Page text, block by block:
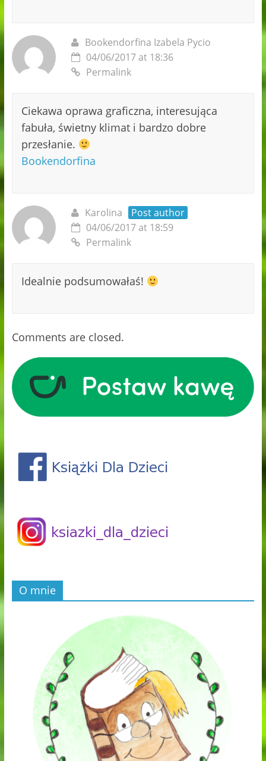
Bookendorfina Izabela Pycio
04/06/2017 at 18:36
Permalink
Ciekawa oprawa graficzna, interesująca
fabuła, świetny klimat i bardzo dobre
przesłanie.
Bookendorfina
Karolina
Post author
04/06/2017 at 18:59
Permalink
Idealnie podsumowałaś!
Comments are closed.
O mnie